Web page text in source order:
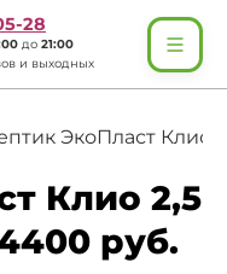
28
до 21:00
и выходных
ЭкоПласт Клио
Клио 2,5
руб.